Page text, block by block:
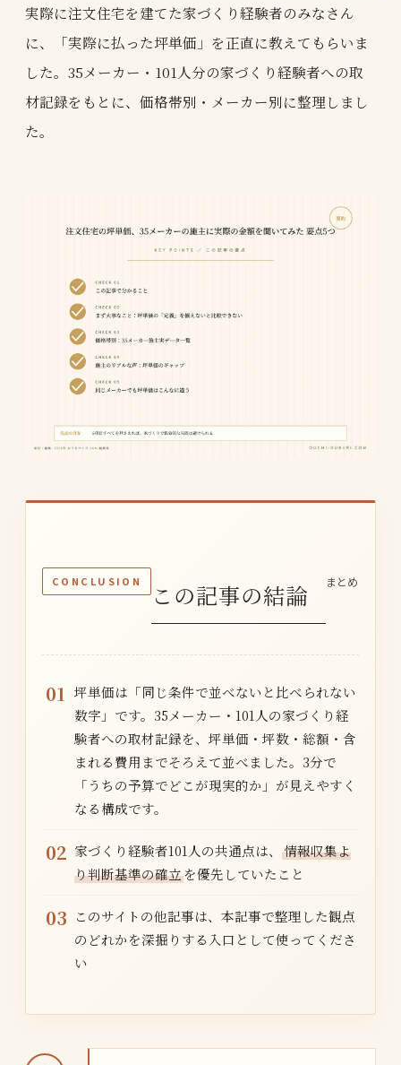
実際に注文住宅を建てた家づくり経験者のみなさん
に、「実際に払った坪単価」を正直に教えてもらいま
した。35メーカー・101人分の家づくり経験者への取
材記録をもとに、価格帯別・メーカー別に整理しまし
た。
CONCLUSION この記事の結論 まとめ
01
坪単価は「同じ条件で並べないと比べられない
数字」です。35メーカー・101人の家づくり経
験者への取材記録を、坪単価・坪数・総額・含
まれる費用までそろえて並べました。3分で
「うちの予算でどこが現実的か」が見えやすく
なる構成です。
02 家づくり経験者101人の共通点は、 情報収集よ
り判断基準の確立を優先していたこと
03 このサイトの他記事は、本記事で整理した観点
のどれかを深掘りする入口として使ってくださ
い